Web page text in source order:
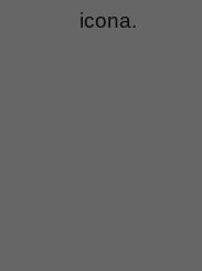
icona.